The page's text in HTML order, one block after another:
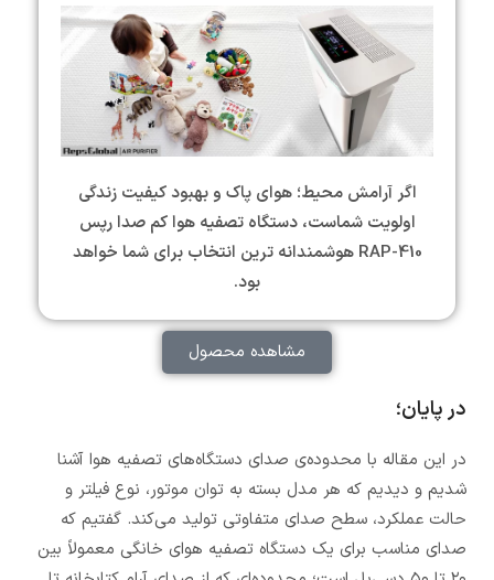
اگر آرامش محیط؛ هوای پاک و بهبود کیفیت زندگی
اولویت شماست،دستگاه تصفیه هوا کم صدا رپس
RAP-410 هوشمندانه ترین انتخاب برای شما خواهد
بود.
مشاهده محصول
در پایان؛
در این مقاله با محدوده‌ی صدای دستگاه‌های تصفیه هوا آشنا
شدیم و دیدیم که هر مدل بسته به توان موتور، نوع فیلتر و
حالت عملکرد، سطح صدای متفاوتی تولید می‌کند. گفتیم که
صدای مناسب برای یک دستگاه تصفیه هوای خانگی معمولاً بین